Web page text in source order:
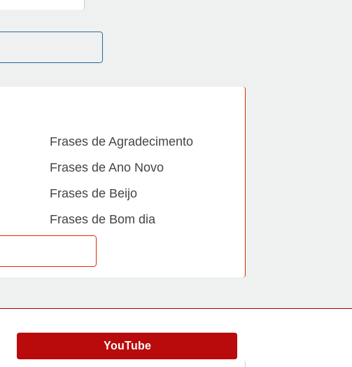
Frases de Agradecimento
Frases de Ano Novo
Frases de Beijo
Frases de Bom dia
Frases de Dia Internacional
Frases de Informática
YouTube